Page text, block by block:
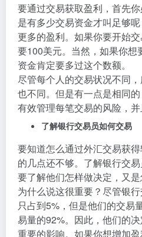
要通过交易获取盈利，首先
是有多少交易资金才叫足够
更多的盈利。如果你要开始
要100美元。当然，如果你想
资金肯定要多过这个数额。
尽管每个人的交易状况不同
也不同。但是有一点是相同
有效管理每笔交易的风险，并
了解银行交易员如何交易
要知道怎么通过外汇交易获
的几点还不够。了解银行交
要了解他们怎样做决定，又是
为什么说这很重要？尽管银
只占到5%，但是他们的交易
易量的92%。因此，他们的
重要的影响。如果你想增加